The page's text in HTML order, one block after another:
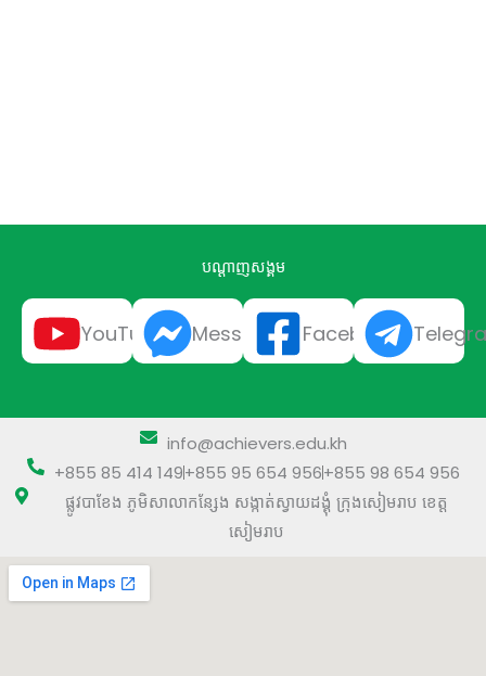
បណ្ដាញសង្គម
YouTube Messenger Facebook
info@achievers.edu.kh
+855 85 414 149+855 95 654 956+855 98 654 956
ផ្លូវបាខែង ភូមិសាលាកន្សែង សង្កាត់ស្វាយដង្គុំ​ ក្រុងសៀមរាប ខេត្ត
សៀមរាប